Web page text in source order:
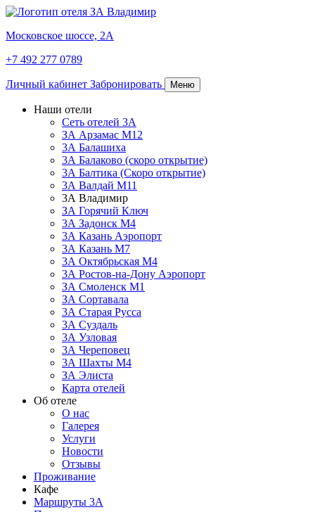
Московское шоссе, 2А
+7 492 277 0789
Личный кабинет Забронировать Меню
Наши отели
Сеть отелей 3А
ЗА Арзамас М12
3А Балашиха
3А Балаково (скоро открытие)
3А Балтика (Скоро открытие)
3А Валдай М11
3А Владимир
ЗА Горячий Ключ
3А Задонск М4
3А Казань Аэропорт
3А Казань M7
3А Октябрьская М4
3А Ростов-на-Дону Аэропорт
ЗА Смоленск М1
ЗА Сортавала
3А Старая Русса
3А Суздаль
3А Узловая
3А Череповец
3А Шахты М4
ЗА Элиста
Карта отелей
Об отеле
О нас
Галерея
Услуги
Новости
Отзывы
Проживание
Кафе
Маршруты 3А